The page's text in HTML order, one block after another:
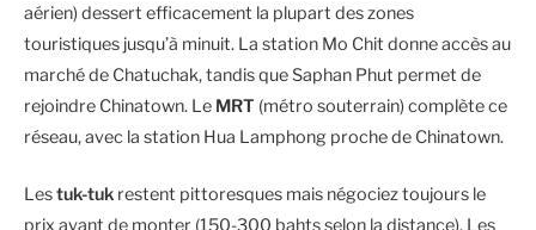
aérien) dessert efficacement la plupart des zones
touristiques jusqu’à minuit. La station Mo Chit donne accès au
marché de Chatuchak, tandis que Saphan Phut permet de
rejoindre Chinatown. Le MRT (métro souterrain) complète ce
réseau, avec la station Hua Lamphong proche de Chinatown.
Lestuk-tuk restent pittoresques mais négociez toujours le
prix avant de monter (150-300 bahts selon la distance). Les